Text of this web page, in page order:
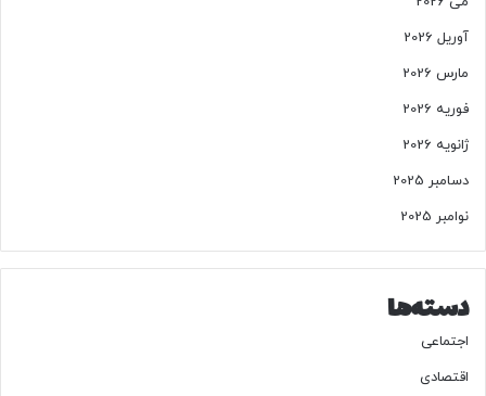
ا
د
ل
آوریل 2026
مارس 2026
فوریه 2026
ژانویه 2026
دسامبر 2025
نوامبر 2025
دسته‌ها
اجتماعی
اقتصادی